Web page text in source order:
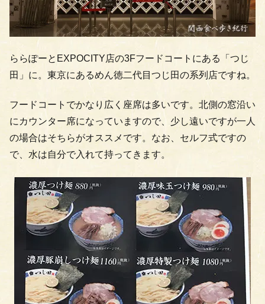
ららぽーとEXPOCITY店の3Fフードコートにある「つじ
田」に。東京にあるめん徳二代目つじ田の系列店ですね。
フードコートでかなり広く座席は多いです。北側の窓沿い
にカウンター席になっていますので、少し遠いですが一人
の場合はそちらがオススメです。なお、セルフ式ですの
で、水は自分で入れて持ってきます。